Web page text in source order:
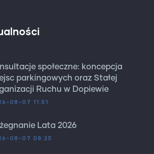
społeczne: koncepcja
parkingowych oraz Stałej
Ruchu w Dopiewie
08-07 11:51
Lata 2026
08-07 08:25